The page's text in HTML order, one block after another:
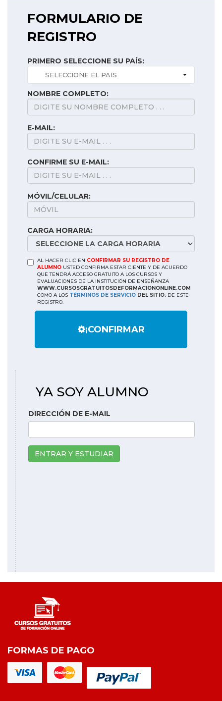
FORMULARIO DE
REGISTRO
PRIMERO SELECCIONE SU PAÍS:
NOMBRE COMPLETO:
E-MAIL:
CONFIRME SU E-MAIL:
MÓVIL/CELULAR:
CARGA HORARIA:
AL HACER CLIC EN CONFIRMAR SU REGISTRO DE
ALUMNO USTED CONFIRMA ESTAR CIENTE Y DE ACUERDO
QUE TENDRÁ ACCESO GRATUITO A LOS CURSOS Y
EVALUACIONES DE LA INSTITUCIÓN DE ENSEÑANZA
WWW.CURSOSGRATUITOSDEFORMACIONONLINE.COM
COMO A LOS TÉRMINOS DE SERVICIO DEL SITIO. DE ESTE
REGISTRO.
¡CONFIRMAR
YA SOY ALUMNO
DIRECCIÓN DE E-MAIL
ENTRAR Y ESTUDIAR
FORMAS DE PAGO